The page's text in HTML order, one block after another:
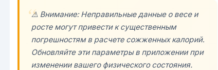
⚠️ Внимание: Неправильные данные о весе и
росте могут привести к существенным
погрешностям в расчете сожженных калорий.
Обновляйте эти параметры в приложении при
изменении вашего физического состояния.